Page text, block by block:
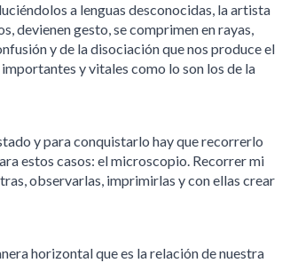
a lenguas desconocidas, la artista
devienen gesto, se comprimen en rayas,
y de la disociación que nos produce el
y vitales como lo son los de la
y para conquistarlo hay que recorrerlo
estos casos: el microscopio. Recorrer mi
observarlas, imprimirlas y con ellas crear
horizontal que es la relación de nuestra